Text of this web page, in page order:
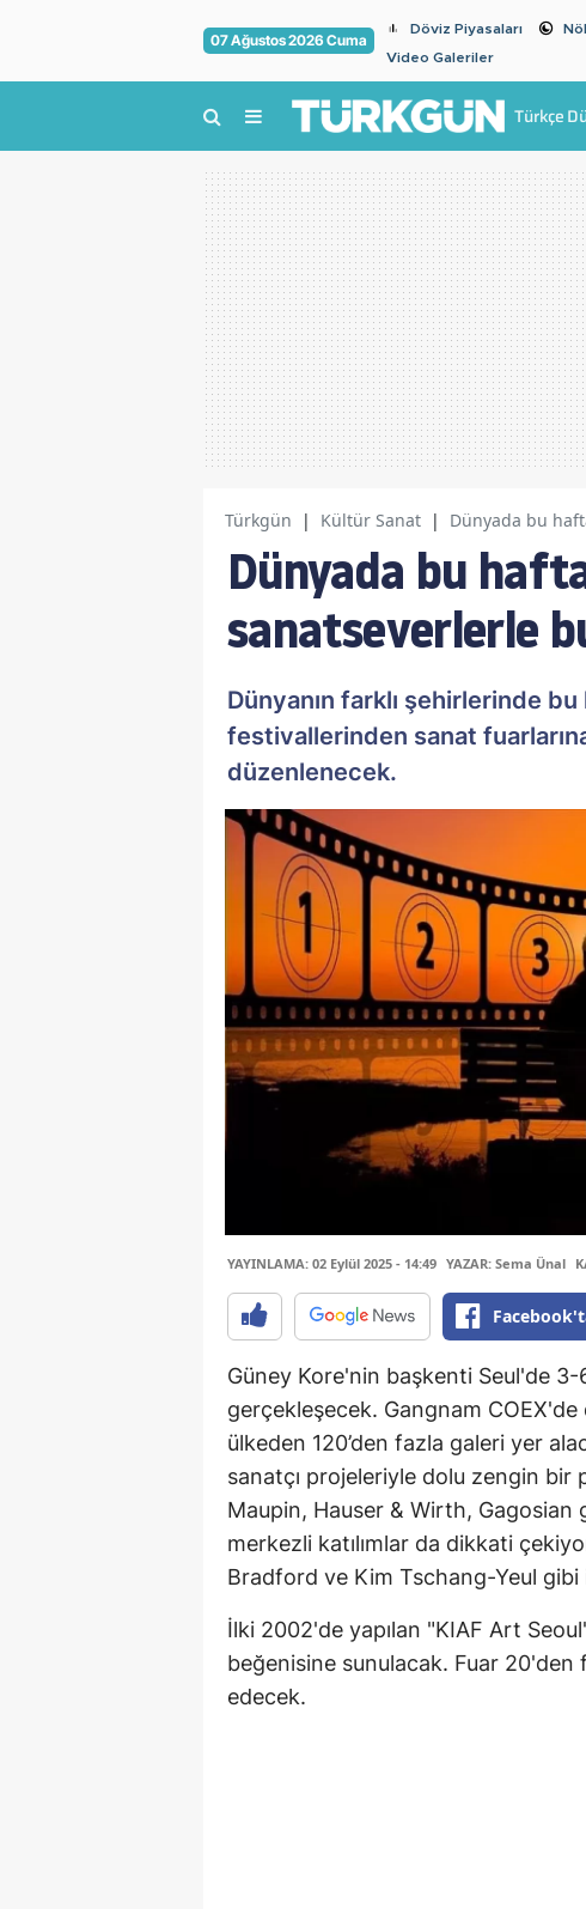
07 Ağustos 2026 Cuma
Döviz Piyasaları
Video Galeriler
Türkçe
Türkgün | Kültür Sanat | Dünyada bu
Dünyada bu
sanatseverlerle
Dünyanın farklı şehirlerinde
festivallerinden sanat
düzenlenecek.
YAYINLAMA: 02 Eylül 2025 - 14:49 YAZAR: Sema Ünal
Güney Kore'nin başkenti Seul'de
gerçekleşecek. Gangnam COEX'de
ülkeden 120’den fazla galeri yer
sanatçı projeleriyle dolu zengin bir
Maupin, Hauser & Wirth, Gagosian
merkezli katılımlar da dikkati
Bradford ve Kim Tschang-Yeul gibi
İlki 2002'de yapılan "KIAF Art
beğenisine sunulacak. Fuar
edecek.